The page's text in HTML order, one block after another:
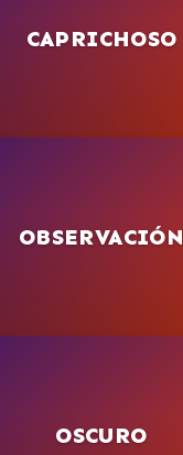
CAPRICHOSO
OBSERVACIÓN
OSCURO